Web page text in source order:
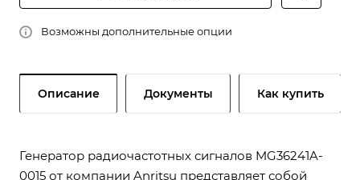
Возможны дополнительные опции
Описание Документы Как купить
Генератор радиочастотных сигналов MG36241A-
0015 от компании Anritsu представляет собой